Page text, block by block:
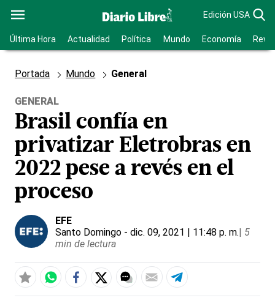
Edición USA
Última Hora Actualidad Política Mundo Economía
Portada Mundo General
GENERAL
Brasil confía en
privatizar Eletrobras en
2022 pese a revés en el
proceso
EFE
Santo Domingo - dic. 09, 2021 | 11:48 p. m.| 5
min de lectura